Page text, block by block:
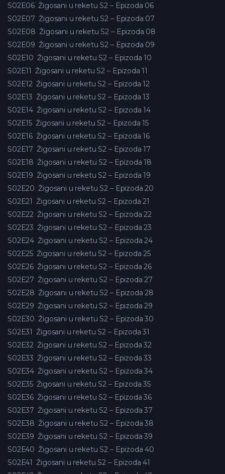
S02E06 Žigosani u reketu S2 – Epizoda 06
S02E07 Žigosani u reketu S2 – Epizoda 07
S02E08 Žigosani u reketu S2 – Epizoda 08
S02E09 Žigosani u reketu S2 – Epizoda 09
S02E10 Žigosani u reketu S2 – Epizoda 10
S02E11 Žigosani u reketu S2 – Epizoda 11
S02E12 Žigosani u reketu S2 – Epizoda 12
S02E13 Žigosani u reketu S2 – Epizoda 13
S02E14 Žigosani u reketu S2 – Epizoda 14
S02E15 Žigosani u reketu S2 – Epizoda 15
S02E16 Žigosani u reketu S2 – Epizoda 16
S02E17 Žigosani u reketu S2 – Epizoda 17
S02E18 Žigosani u reketu S2 – Epizoda 18
S02E19 Žigosani u reketu S2 – Epizoda 19
S02E20 Žigosani u reketu S2 – Epizoda 20
S02E21 Žigosani u reketu S2 – Epizoda 21
S02E22 Žigosani u reketu S2 – Epizoda 22
S02E23 Žigosani u reketu S2 – Epizoda 23
S02E24 Žigosani u reketu S2 – Epizoda 24
S02E25 Žigosani u reketu S2 – Epizoda 25
S02E26 Žigosani u reketu S2 – Epizoda 26
S02E27 Žigosani u reketu S2 – Epizoda 27
S02E28 Žigosani u reketu S2 – Epizoda 28
S02E29 Žigosani u reketu S2 – Epizoda 29
S02E30 Žigosani u reketu S2 – Epizoda 30
S02E31 Žigosani u reketu S2 – Epizoda 31
S02E32 Žigosani u reketu S2 – Epizoda 32
S02E33 Žigosani u reketu S2 – Epizoda 33
S02E34 Žigosani u reketu S2 – Epizoda 34
S02E35 Žigosani u reketu S2 – Epizoda 35
S02E36 Žigosani u reketu S2 – Epizoda 36
S02E37 Žigosani u reketu S2 – Epizoda 37
S02E38 Žigosani u reketu S2 – Epizoda 38
S02E39 Žigosani u reketu S2 – Epizoda 39
S02E40 Žigosani u reketu S2 – Epizoda 40
S02E41 Žigosani u reketu S2 – Epizoda 41